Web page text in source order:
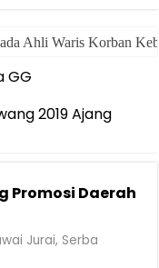
Ahli Waris Korban
2019 Ajang
Promosi Daerah
Jurai, Serba